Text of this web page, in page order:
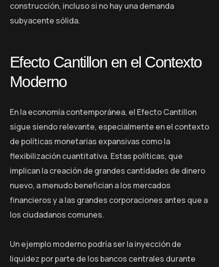
construcción, incluso si no hay una demanda
subyacente sólida.
Efecto Cantillon en el Contexto
Moderno
En la economía contemporánea, el Efecto Cantillon
sigue siendo relevante, especialmente en el contexto
de políticas monetarias expansivas como la
flexibilización cuantitativa. Estas políticas, que
implican la creación de grandes cantidades de dinero
nuevo, a menudo benefician a los mercados
financieros y a las grandes corporaciones antes que a
los ciudadanos comunes.
Un ejemplo moderno podría ser la inyección de
liquidez por parte de los bancos centrales durante